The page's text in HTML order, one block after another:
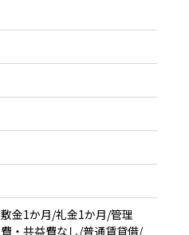
敷金1か月/礼金1か月/管理
費・共益費なし/普通賃貸借/